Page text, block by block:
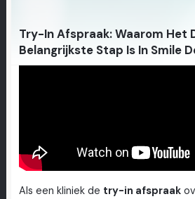
Try-In Afspraak: Waarom Het
Belangrijkste Stap Is In Smile
Als een kliniek de try-in afspraak